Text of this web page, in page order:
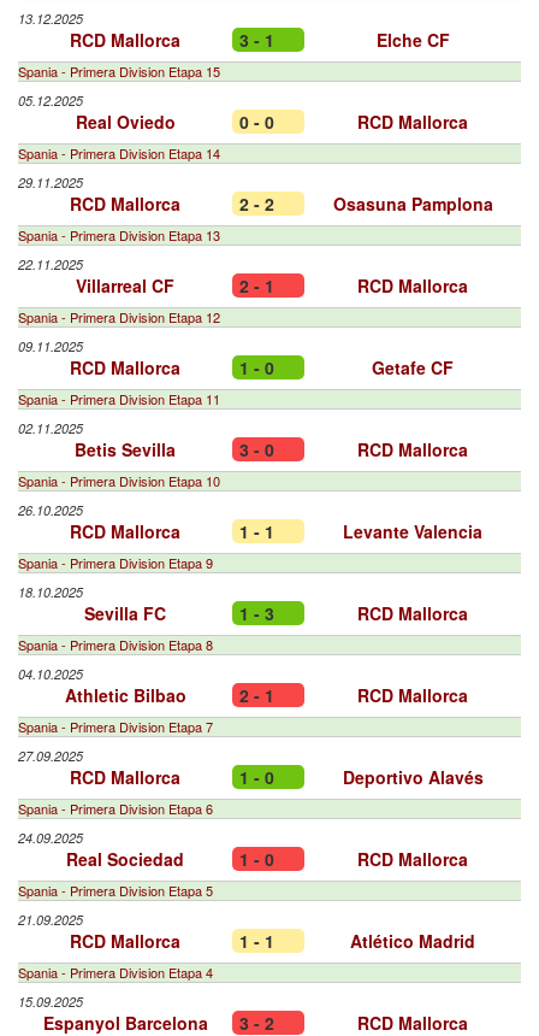
13.12.2025
RCD Mallorca 3 - 1 Elche CF
Spania - Primera Division Etapa 15
05.12.2025
Real Oviedo 0 - 0 RCD Mallorca
Spania - Primera Division Etapa 14
29.11.2025
RCD Mallorca 2 - 2 Osasuna Pamplona
Spania - Primera Division Etapa 13
22.11.2025
Villarreal CF 2 - 1 RCD Mallorca
Spania - Primera Division Etapa 12
09.11.2025
RCD Mallorca 1 - 0 Getafe CF
Spania - Primera Division Etapa 11
02.11.2025
Betis Sevilla 3 - 0 RCD Mallorca
Spania - Primera Division Etapa 10
26.10.2025
RCD Mallorca 1 - 1 Levante Valencia
Spania - Primera Division Etapa 9
18.10.2025
Sevilla FC 1 - 3 RCD Mallorca
Spania - Primera Division Etapa 8
04.10.2025
Athletic Bilbao 2 - 1 RCD Mallorca
Spania - Primera Division Etapa 7
27.09.2025
RCD Mallorca 1 - 0 Deportivo Alavés
Spania - Primera Division Etapa 6
24.09.2025
Real Sociedad 1 - 0 RCD Mallorca
Spania - Primera Division Etapa 5
21.09.2025
RCD Mallorca 1 - 1 Atlético Madrid
Spania - Primera Division Etapa 4
15.09.2025
Espanyol Barcelona 3 - 2 RCD Mallorca